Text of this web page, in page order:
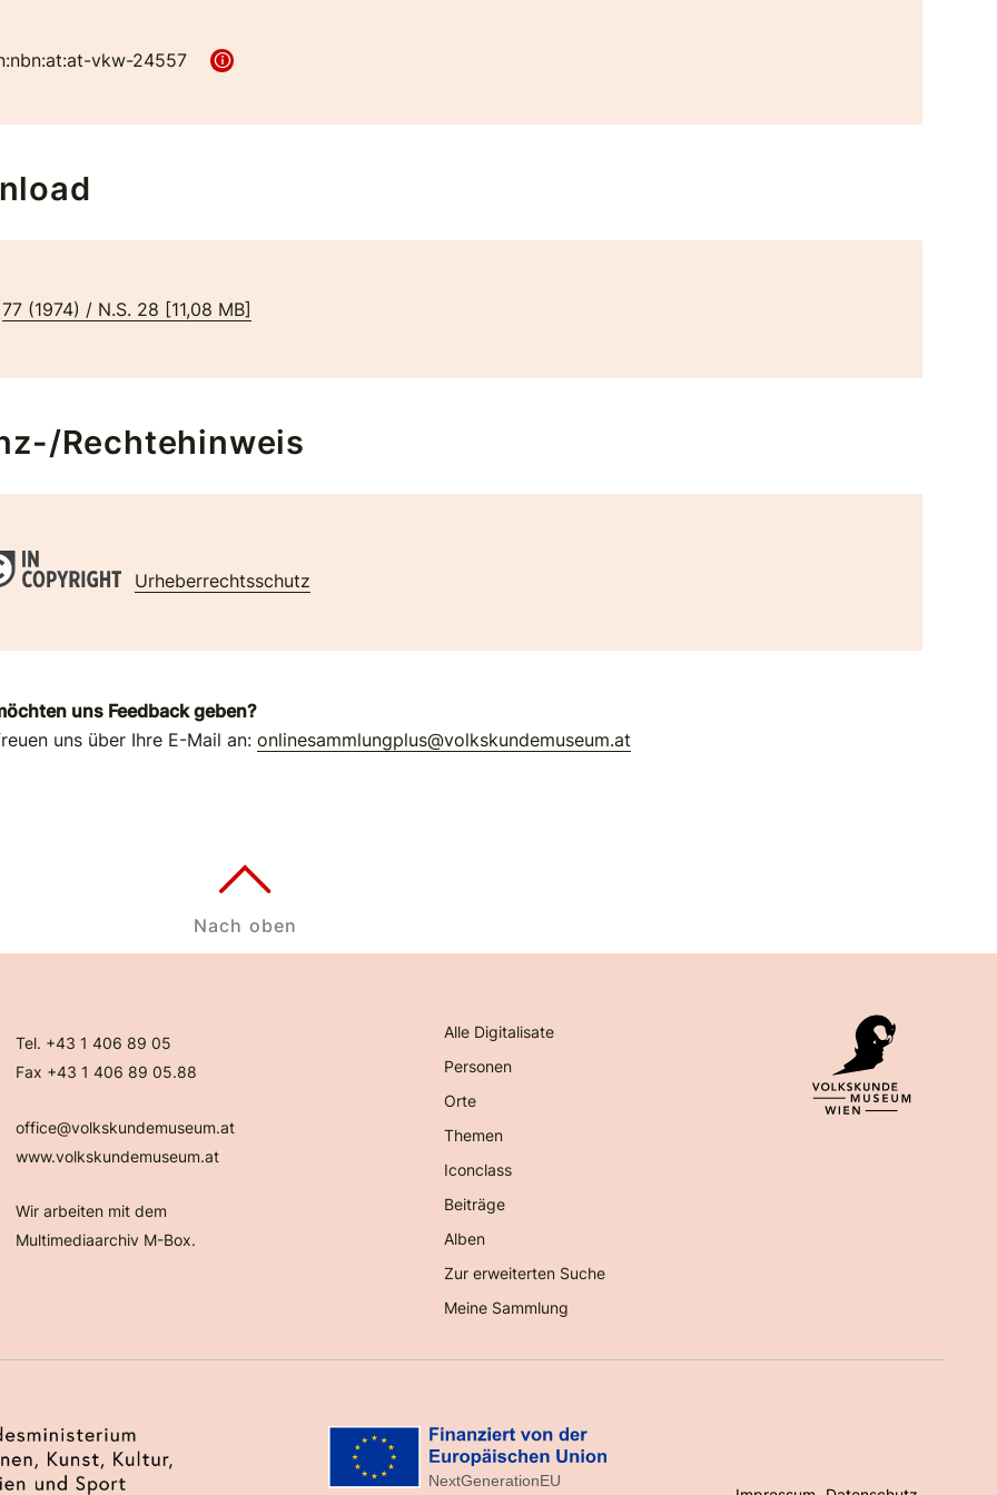
vkw-24557
77 (1974) / N.S. 28 [11,08 MB]
Rechtehinweis
Urheberrechtsschutz
uns Feedback geben?
uns über Ihre E-Mail an:onlinesammlungplus@volkskundemuseum.at
Tel. +43 1 406 89 05
Fax +43 1 406 89 05.88
office@volkskundemuseum.at
www.volkskundemuseum.at
Wir arbeiten mit dem
Multimediaarchiv M-Box.
Alle Digitalisate
Personen
Orte
Themen
Iconclass
Beiträge
Alben
Zur erweiterten Suche
Meine Sammlung
Nach oben